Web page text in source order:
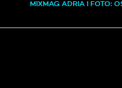
MIXMAG ADRIA I FOTO: